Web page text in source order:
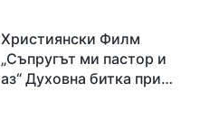
Исус
Християнски Филм
„Съпругът ми пастор и
аз“ Духовна битка при